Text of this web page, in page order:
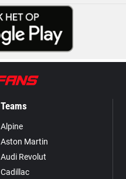
Teams
Alpine
Aston Martin
Audi Revolut
Cadillac